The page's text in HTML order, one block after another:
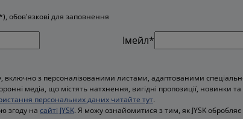
обов'язкові для заповнення
Імейл*
з персоналізованими листами, адаптованими
медіа, що містять натхнення, вигідні пропозиції, новинки та
персональних даних читайте тут.
згоду на сайті JYSK. Я можу ознайомитися з тим, як JYSK обробляє